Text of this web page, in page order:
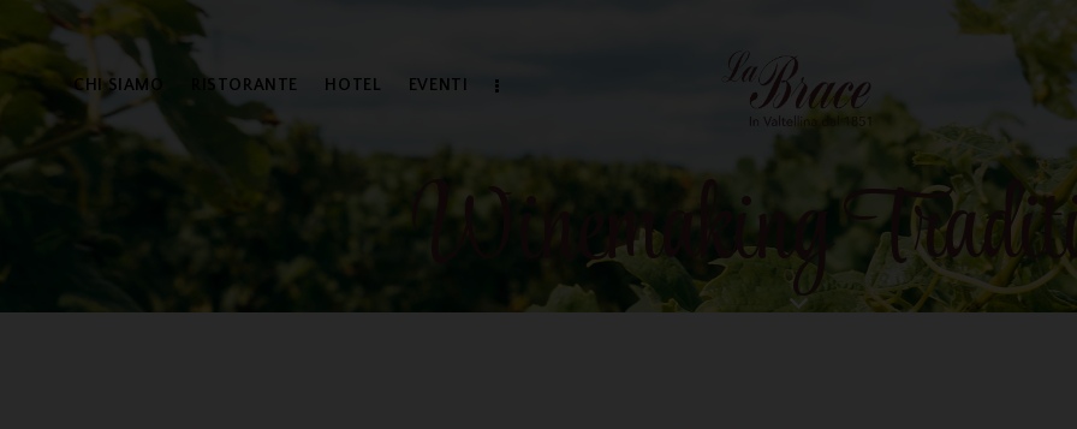
CHI SIAMO RISTORANTE HOTEL EVENTI
Winemaking